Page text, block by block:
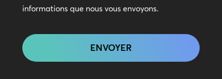
informations que nous vous envoyons.